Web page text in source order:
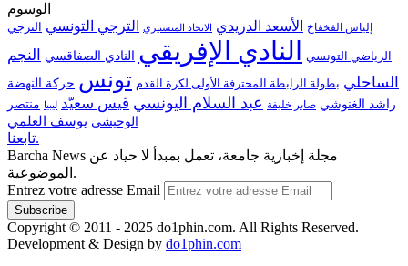
الوسوم
إلياس الفخفاخ الأسعد الدريدي الاتحاد المنستيري الترجي التونسي الترجي
الرياضي التونسي النادي الإفريقي النادي الصفاقسي
النجم
الساحلي بطولة الرابطة المحترفة الأولى لكرة القدم تونس حركة النهضة
راشد الغنوشي صابر خليفة عبد السلام اليونسي قيس سعيّد ليبيا
منتصر
الوحيشي يوسف العلمي
تابعنا.
Barcha News مجلة إخبارية جامعة، تعمل بمبدأ لا حياد عن
الموضوعية.
Entrez votre adresse Email
Copyright © 2011 - 2025 do1phin.com. All Rights Reserved.
Development & Design by do1phin.com